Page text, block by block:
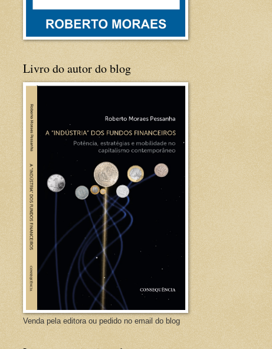
Livro do autor do blog
Venda pela editora ou pedido no email do blog